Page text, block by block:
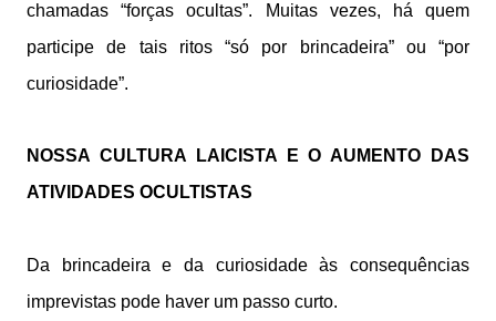
chamadas “forças ocultas”. Muitas vezes, há quem
participe de tais ritos “só por brincadeira” ou “por
curiosidade”.
NOSSA CULTURA LAICISTA E O AUMENTO DAS
ATIVIDADES OCULTISTAS
Da brincadeira e da curiosidade às consequências
imprevistas pode haver um passo curto.